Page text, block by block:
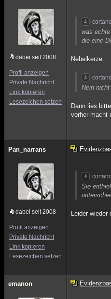
dabei seit 2008
Profil anzeigen
Private Nachricht
Link kopieren
Lesezeichen setzen
was
die eine
Nebelkerze.
Nein nicht
Dann lies
vorher macht
Pan_narrans
dabei seit 2008
Profil anzeigen
Private Nachricht
Link kopieren
Lesezeichen setzen
Sie
Leider wieder
emanon